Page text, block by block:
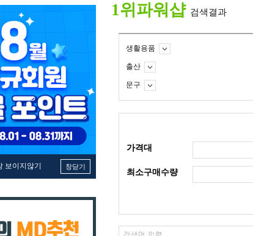
보이지않기 창닫기
1위파워샵 검색결과
생활용품
출산
문구
가격대
최소구매수량